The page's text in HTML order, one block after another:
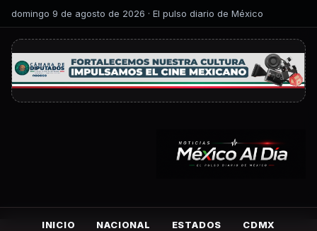
domingo 9 de agosto de 2026 · El pulso diario de México
INICIO NACIONAL ESTADOS CDMX